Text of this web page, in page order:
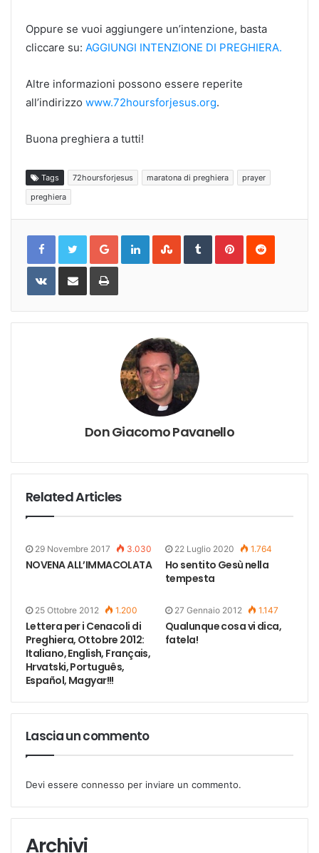
Oppure se vuoi aggiungere un’intenzione, basta
cliccare su: AGGIUNGI INTENZIONE DI PREGHIERA.
Altre informazioni possono essere reperite
all’indirizzo www.72hoursforjesus.org.
Buona preghiera a tutti!
Tags 72hoursforjesus maratona di preghiera
prayer
preghiera
Google+LinkedInStumbleUpon
TumblrPinterestReddit
VKontakteShare
Email
Print
Don Giacomo Pavanello
Related Articles
29 Novembre 2017 3.030
NOVENA ALL’IMMACOLATA
22 Luglio 2020 1.764
Ho sentito Gesù nella
tempesta
25 Ottobre 2012 1.200
Lettera per i Cenacoli di
Preghiera, Ottobre 2012:
Italiano, English, Français,
Hrvatski, Português,
Español, Magyar!!!
27 Gennaio 2012 1.147
Qualunque cosa vi dica,
fatela!
Lascia un commento
Devi essere connesso per inviare un commento.
Archivi